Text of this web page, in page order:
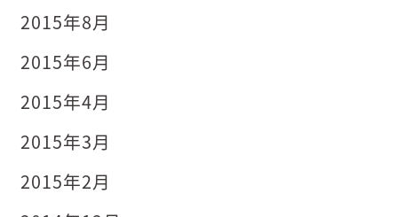
2015年8月
2015年6月
2015年4月
2015年3月
2015年2月